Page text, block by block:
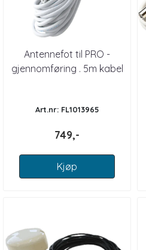
Antennefot til PRO -
gjennomføring . 5m kabel
Art.nr: FL1013965
749,-
Kjøp